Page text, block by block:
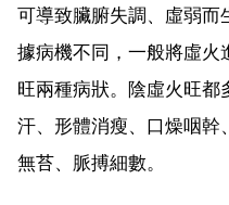
可導致臟腑失調、虛弱而
據病機不同，一般將虛火
旺兩種病狀。陰虛火旺都
汗、形體消瘦、口燥咽幹
無苔、脈搏細數。